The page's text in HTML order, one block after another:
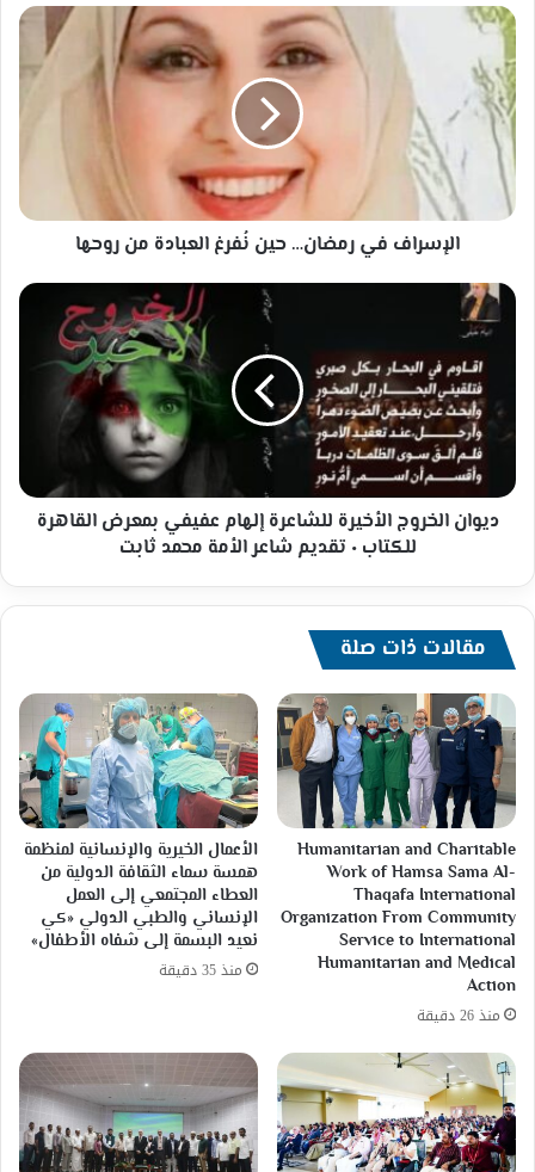
الإسراف
في
رمضان…
حين
نُفرغ
العبادة
من
روحها
الإسراف في رمضان… حين نُفرغ العبادة من روحها
ديوان
الخروج
الأخيرة
للشاعرة
إلهام
عفيفي
بمعرض
القاهرة
للكتاب
الأمة
ثابت
ديوان الخروج الأخيرة للشاعرة إلهام عفيفي بمعرض القاهرة
للكتاب ٠ تقديم شاعر الأمة محمد ثابت
مقالات ذات صلة
Humanitarian and Charitable
Work of Hamsa Sama Al-
Thaqafa International
Organization From Community
Service to International
Humanitarian and Medical
Action
منذ 26 دقيقة
الأعمال الخيرية والإنسانية لمنظمة
همسة سماء الثقافة الدولية من
العطاء المجتمعي إلى العمل
الإنساني والطبي الدولي «كي
نعيد البسمة إلى شفاه الأطفال»
منذ 35 دقيقة